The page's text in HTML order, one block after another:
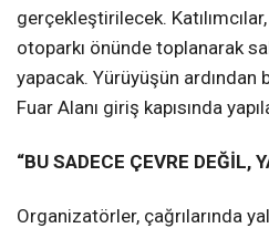
gerçekleştirilecek.
otoparkı önünde toplanarak
yapacak. Yürüyüşün ardından
Fuar Alanı giriş kapısında
“BU SADECE ÇEVRE DEĞİL,
Organizatörler, çağrılarında